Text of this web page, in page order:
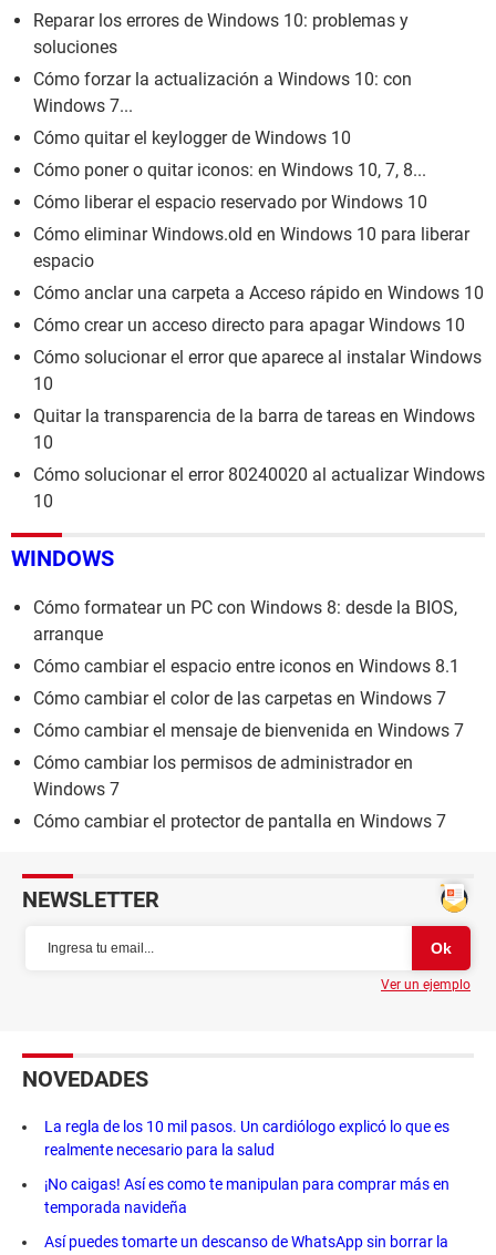
Reparar los errores de Windows 10: problemas y
soluciones
Cómo forzar la actualización a Windows 10: con
Windows 7...
Cómo quitar el keylogger de Windows 10
Cómo poner o quitar iconos: en Windows 10, 7, 8...
Cómo liberar el espacio reservado por Windows 10
Cómo eliminar Windows.old en Windows 10 para liberar
espacio
Cómo anclar una carpeta a Acceso rápido en Windows 10
Cómo crear un acceso directo para apagar Windows 10
Cómo solucionar el error que aparece al instalar Windows
10
Quitar la transparencia de la barra de tareas en Windows
10
Cómo solucionar el error 80240020 al actualizar Windows
10
WINDOWS
Cómo formatear un PC con Windows 8: desde la BIOS,
arranque
Cómo cambiar el espacio entre iconos en Windows 8.1
Cómo cambiar el color de las carpetas en Windows 7
Cómo cambiar el mensaje de bienvenida en Windows 7
Cómo cambiar los permisos de administrador en
Windows 7
Cómo cambiar el protector de pantalla en Windows 7
NEWSLETTER
Ver un ejemplo
NOVEDADES
La regla de los 10 mil pasos. Un cardiólogo explicó lo que es
realmente necesario para la salud
¡No caigas! Así es como te manipulan para comprar más en
temporada navideña
Así puedes tomarte un descanso de WhatsApp sin borrar la